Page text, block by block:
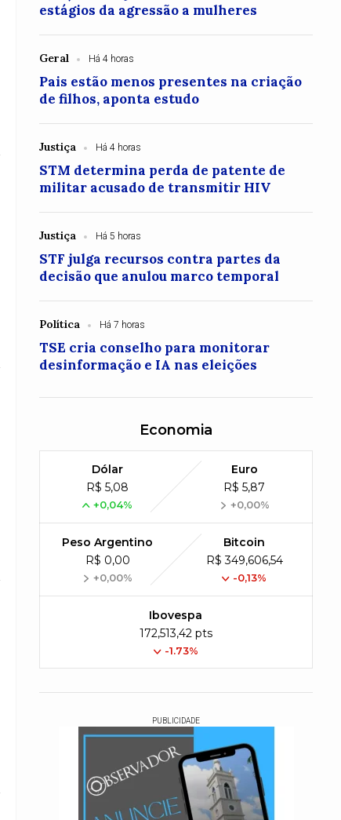
estágios da agressão a mulheres
Geral Há 4 horas
Pais estão menos presentes na criação
de filhos, aponta estudo
Justiça Há 4 horas
STM determina perda de patente de
militar acusado de transmitir HIV
Justiça Há 5 horas
STF julga recursos contra partes da
decisão que anulou marco temporal
Política Há 7 horas
TSE cria conselho para monitorar
desinformação e IA nas eleições
Economia
Dólar
R$ 5,08
+0,04%
Euro
R$ 5,87
+0,00%
Peso Argentino
R$ 0,00
+0,00%
Bitcoin
R$ 349,606,54
-0,13%
Ibovespa
172,513,42 pts
-1.73%
PUBLICIDADE